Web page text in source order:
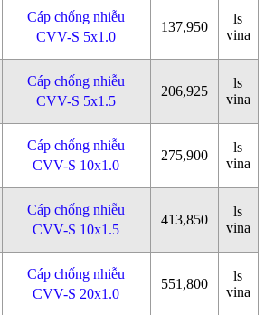
Cáp chống nhiễu
CVV-S 5x1.0
137,950
ls
vina
Cáp chống nhiễu
CVV-S 5x1.5
206,925
ls
vina
Cáp chống nhiễu
CVV-S 10x1.0
275,900
ls
vina
Cáp chống nhiễu
CVV-S 10x1.5
413,850
ls
vina
Cáp chống nhiễu
CVV-S 20x1.0
551,800
ls
vina